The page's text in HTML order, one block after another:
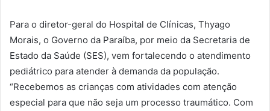
Para o diretor-geral do Hospital de Clínicas, Thyago
Morais, o Governo da Paraíba, por meio da Secretaria de
Estado da Saúde (SES), vem fortalecendo o atendimento
pediátrico para atender à demanda da população.
“Recebemos as crianças com atividades com atenção
especial para que não seja um processo traumático. Com